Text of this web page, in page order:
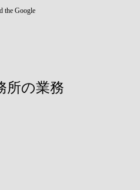
the Google
所の業務